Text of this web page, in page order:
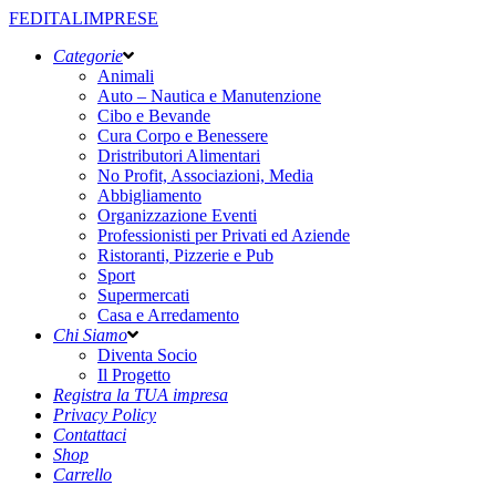
FEDITALIMPRESE
Categorie
Animali
Auto – Nautica e Manutenzione
Cibo e Bevande
Cura Corpo e Benessere
Dristributori Alimentari
No Profit, Associazioni, Media
Abbigliamento
Organizzazione Eventi
Professionisti per Privati ed Aziende
Ristoranti, Pizzerie e Pub
Sport
Supermercati
Casa e Arredamento
Chi Siamo
Diventa Socio
Il Progetto
Registra la TUA impresa
Privacy Policy
Contattaci
Shop
Carrello